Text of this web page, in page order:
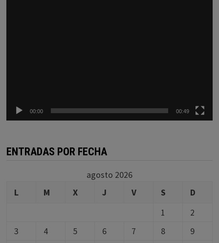
00:00 00:49
ENTRADAS POR FECHA
agosto 2026
L
M X J V S
D
1
2
3
4 5 6 7 8
9